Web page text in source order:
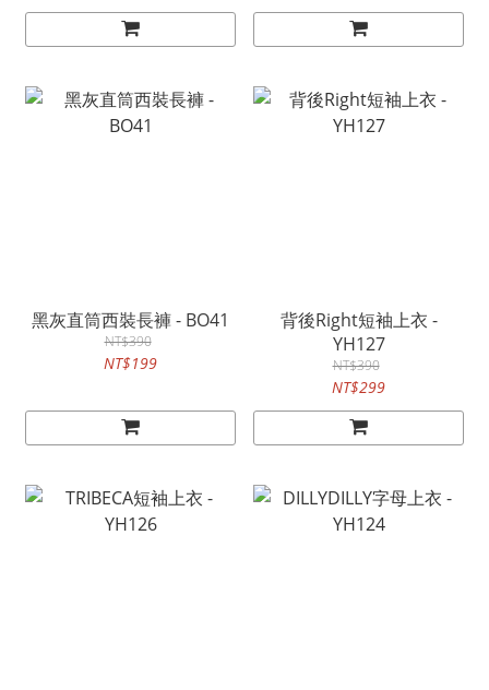
黑灰直筒西裝長褲 - BO41
NT$390
NT$199
背後Right短袖上衣 -
YH127
NT$390
NT$299